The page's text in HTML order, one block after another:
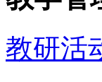
教研活